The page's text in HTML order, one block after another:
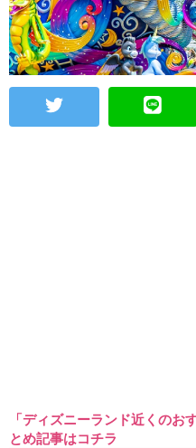
「ディズニーランド近くのお
とめ記事はコチラ